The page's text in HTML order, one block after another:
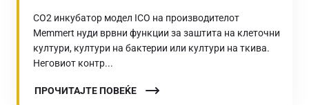
CO2 инкубатор модел ICO на производителот
Memmert нуди врвни функции за заштита на клеточни
култури, култури на бактерии или култури на ткива.
Неговиот контр...
ПРОЧИТАЈТЕ ПОВЕЌЕ